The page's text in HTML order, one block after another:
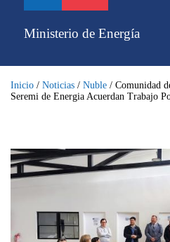
contenidoMinisterio de Energía
Inicio / Noticias / Nuble / Comunidad
Seremi de Energia Acuerdan Trabajo